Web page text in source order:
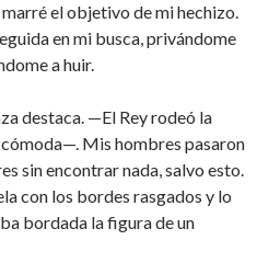
el objetivo de mi hechizo.
en mi busca, privándome
a huir.
destaca. —El Rey rodeó la
Mis hombres pasaron
sin encontrar nada, salvo esto.
con los bordes rasgados y lo
bordada la figura de un